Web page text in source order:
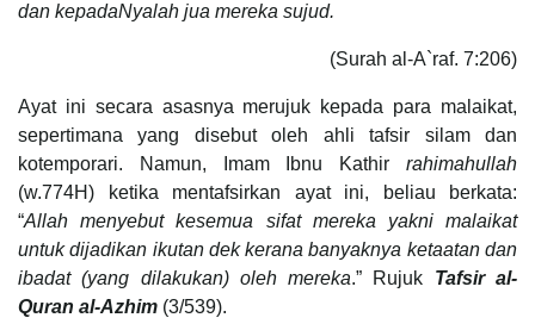
dan kepadaNyalah jua mereka sujud.
(Surah al-A`raf. 7:206)
Ayat ini secara asasnya merujuk kepada para malaikat,
sepertimana yang disebut oleh ahli tafsir silam dan
kotemporari. Namun, Imam Ibnu Kathir rahimahullah
(w.774H) ketika mentafsirkan ayat ini, beliau berkata:
“Allah menyebut kesemua sifat mereka yakni malaikat
untuk dijadikan ikutan dek kerana banyaknya ketaatan dan
ibadat (yang dilakukan) oleh mereka.” Rujuk Tafsir al-
Quran al-Azhim (3/539).